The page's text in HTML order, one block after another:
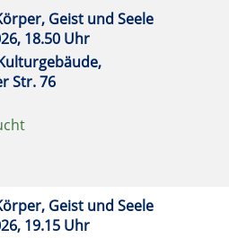
Geist und Seele
18.50 Uhr
Str. 76
Geist und Seele
19.15 Uhr